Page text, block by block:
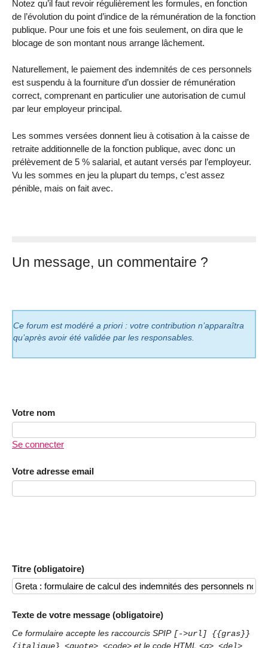
Notez qu’il faut revoir régulièrement les formules, en fonction
de l’évolution du point d’indice de la rémunération de la fonction
publique. Pour une fois et une fois seulement, on dira que le
blocage de son montant nous arrange lâchement.
Naturellement, le paiement des indemnités de ces personnels
est suspendu à la fourniture d’un dossier de rémunération
correct, comprenant en particulier une autorisation de cumul
par leur employeur principal.
Les sommes versées donnent lieu à cotisation à la caisse de
retraite additionnelle de la fonction publique, avec donc un
prélèvement de 5 % salarial, et autant versés par l’employeur.
Vu les sommes en jeu la plupart du temps, c’est assez
pénible, mais on fait avec.
Un message, un commentaire ?
Ce forum est modéré a priori : votre contribution n’apparaîtra
qu’après avoir été validée par les responsables.
Votre nom
Se connecter
Votre adresse email
Titre (obligatoire)
Texte de votre message (obligatoire)
Ce formulaire accepte les raccourcis SPIP [->url] {{gras}}
et le code HTML